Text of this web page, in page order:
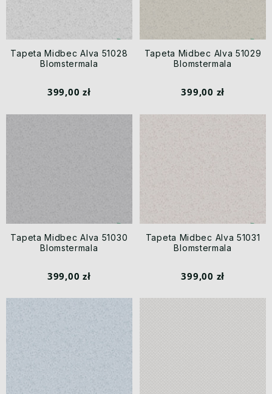
Tapeta Midbec Alva 51028
Blomstermala
399,00 zł
Tapeta Midbec Alva 51029
Blomstermala
399,00 zł
Tapeta Midbec Alva 51030
Blomstermala
399,00 zł
Tapeta Midbec Alva 51031
Blomstermala
399,00 zł